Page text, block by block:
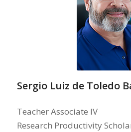
Sergio Luiz de Toledo
Teacher Associate IV
Research Productivity